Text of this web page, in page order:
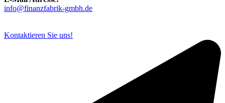
info@finanzfabrik-gmbh.de
Kontaktieren Sie uns!